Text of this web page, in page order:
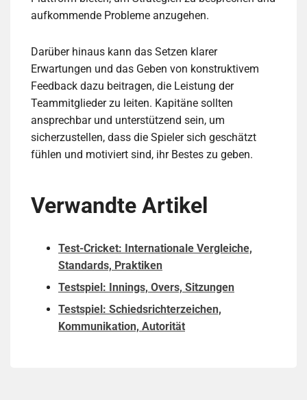
aufkommende Probleme anzugehen.
Darüber hinaus kann das Setzen klarer
Erwartungen und das Geben von konstruktivem
Feedback dazu beitragen, die Leistung der
Teammitglieder zu leiten. Kapitäne sollten
ansprechbar und unterstützend sein, um
sicherzustellen, dass die Spieler sich geschätzt
fühlen und motiviert sind, ihr Bestes zu geben.
Verwandte Artikel
Test-Cricket: Internationale Vergleiche,
Standards, Praktiken
Testspiel: Innings, Overs, Sitzungen
Testspiel: Schiedsrichterzeichen,
Kommunikation, Autorität